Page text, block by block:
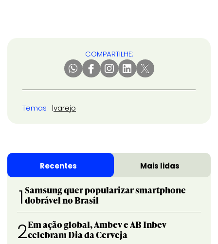
COMPARTILHE:
Temas varejo
Recentes Mais lidas
1 Samsung quer popularizar smartphone
dobrável no Brasil
2Em ação global, Ambev e AB Inbev
celebram Dia da Cerveja